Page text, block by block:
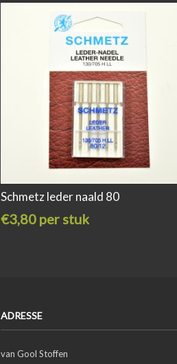
Schmetz leder naald 80
€3,80 per stuk
ADRESSE
van Gool Stoffen